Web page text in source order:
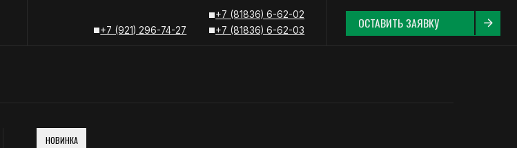
+7 (921) 296-74-27
+7 (81836) 6-62-02
+7 (81836) 6-62-03 ОСТАВИТЬ ЗАЯВКУ
НОВИНКА